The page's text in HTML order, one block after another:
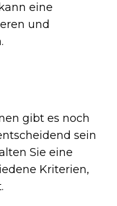
eine
und
gibt es noch
sein
Sie eine
Kriterien,